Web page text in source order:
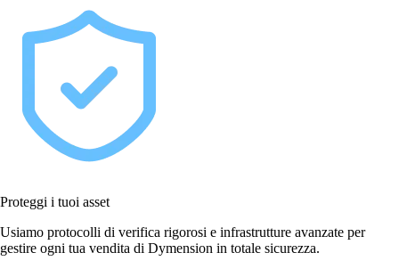
Proteggi i tuoi asset
Usiamo protocolli di verifica rigorosi e infrastrutture avanzate per
gestire ogni tua vendita di Dymension in totale sicurezza.